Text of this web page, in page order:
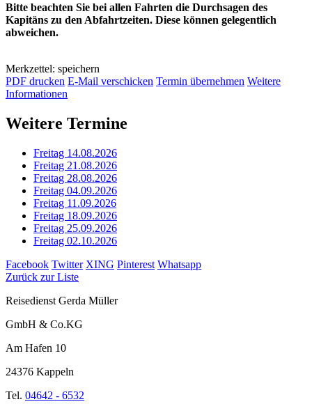
Bitte beachten Sie bei allen Fahrten die Durchsagen des
Kapitäns zu den Abfahrtzeiten. Diese können gelegentlich
abweichen.
Merkzettel: speichern
PDF drucken E-Mail verschicken Termin übernehmen Weitere
Informationen
Weitere Termine
Freitag 14.08.2026
Freitag 21.08.2026
Freitag 28.08.2026
Freitag 04.09.2026
Freitag 11.09.2026
Freitag 18.09.2026
Freitag 25.09.2026
Freitag 02.10.2026
Facebook Twitter XING Pinterest Whatsapp
Zurück zur Liste
Reisedienst Gerda Müller
GmbH & Co.KG
Am Hafen 10
24376 Kappeln
Tel. 04642 - 6532